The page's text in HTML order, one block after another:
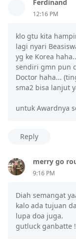
Ferdinand
12:16 PM
klo gtu kita
lagi nyari
yg ke Korea
sendiri gmn pun
Doctor haha...
sma2 bisa lanjut
untuk Awardnya
Reply
merry go
9:16 PM
Diah semangat
kalo ada tujuan
lupa doa juga.
gutluck ganbatte